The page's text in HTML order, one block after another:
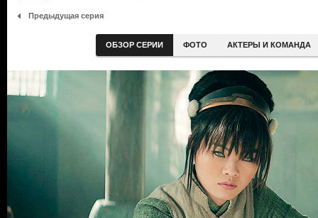
Предыдущая серия
ОБЗОР СЕРИИ ФОТО АКТЕРЫ И КОМАНДА